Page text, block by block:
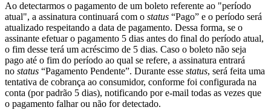
Ao detectarmos o pagamento de um boleto referente ao "período
atual", a assinatura continuará com o status “Pago” e o período será
atualizado respeitando a data de pagamento. Dessa forma, se o
assinante efetuar o pagamento 5 dias antes do final do período atual,
o fim desse terá um acréscimo de 5 dias. Caso o boleto não seja
pago até o fim do período ao qual se refere, a assinatura entrará
no status “Pagamento Pendente”. Durante esse status, será feita uma
tentativa de cobrança ao consumidor, conforme foi configurada na
conta (por padrão 5 dias), notificando por e-mail todas as vezes que
o pagamento falhar ou não for detectado.